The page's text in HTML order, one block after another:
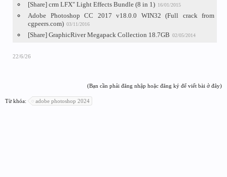
[Share] crm LFX" Light Effects Bundle (8 in 1) 16/01/2015
Adobe Photoshop CC 2017 v18.0.0 WIN32 (Full crack from
cgpeers.com) 03/11/2016
[Share] GraphicRiver Megapack Collection 18.7GB 02/05/2014
22/6/26
(Bạn cần phải đăng nhập hoặc đăng ký để viết bài ở đây)
Từ khóa: adobe photoshop 2024